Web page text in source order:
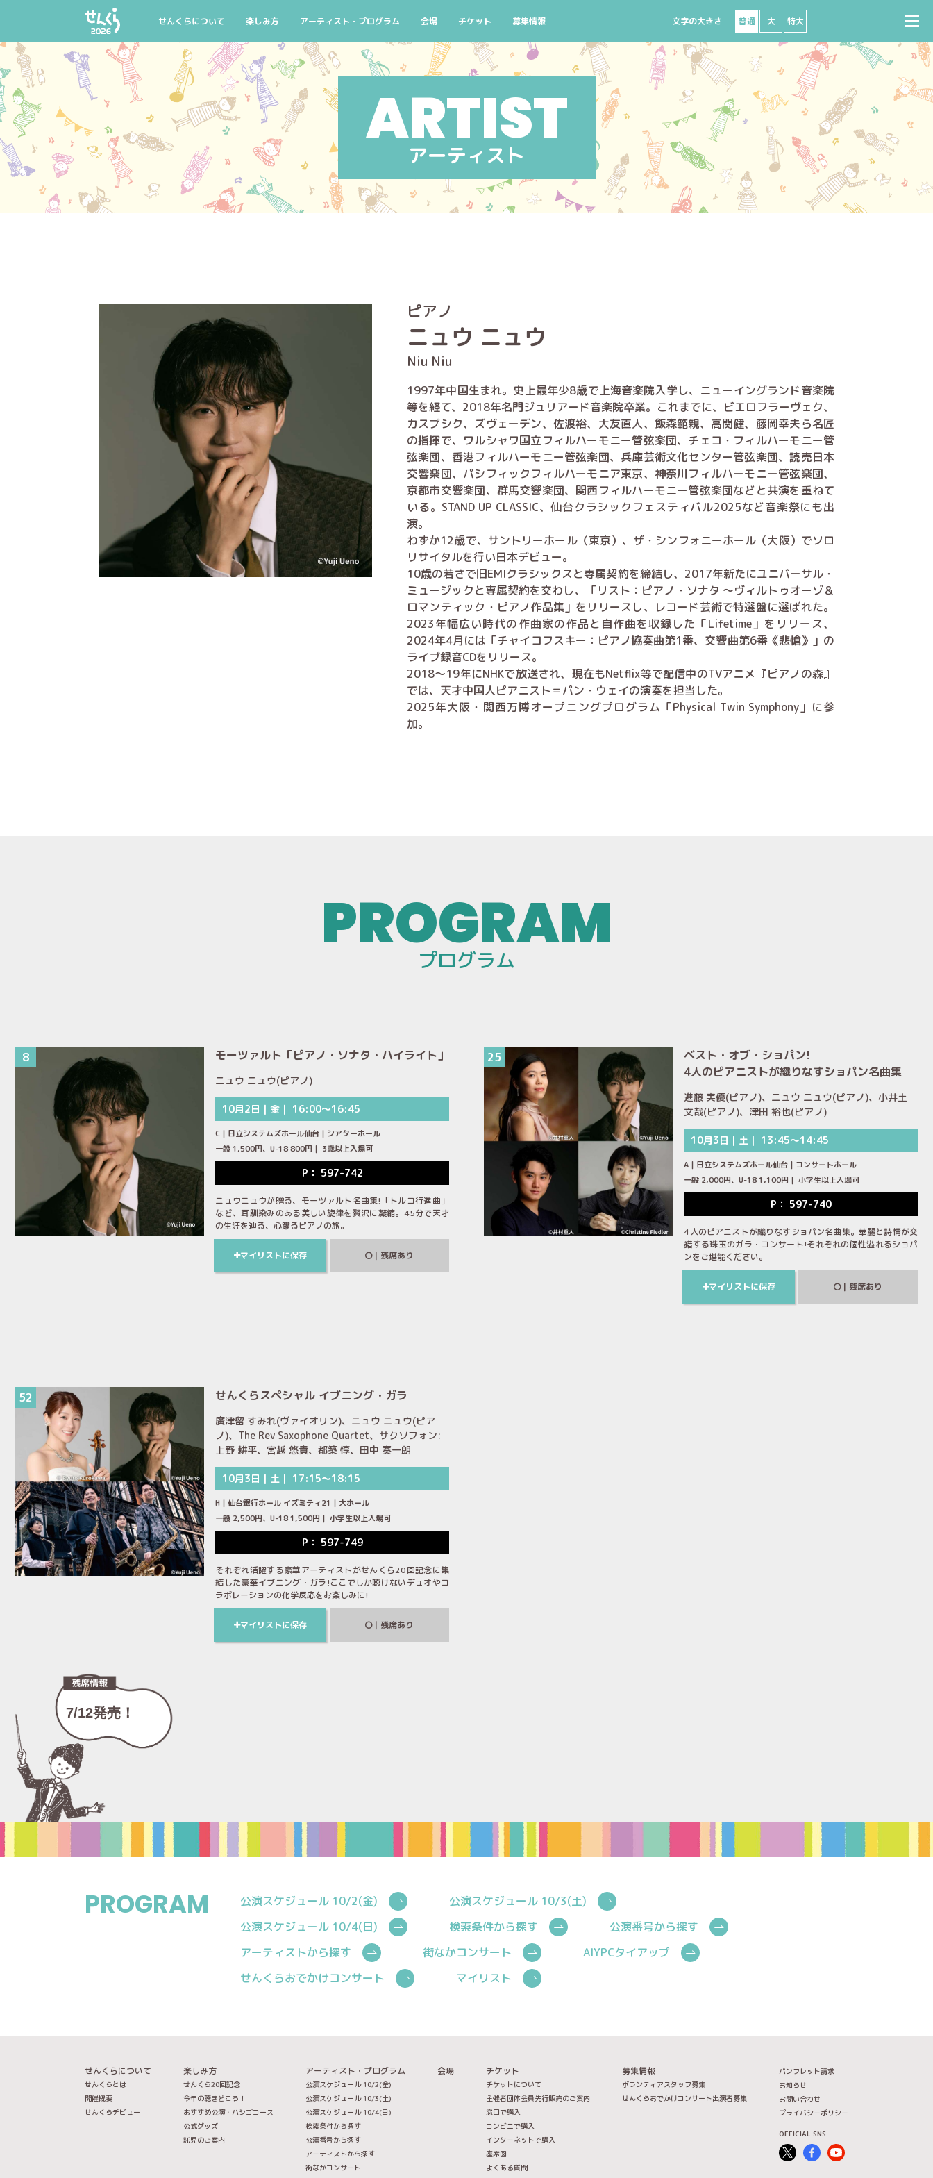
せんくらについて
開催概要
せんくらデビュー
楽しみ方
今年の聴きどころ！
おすすめ公演・ハシゴコース
公式グッズ
託児のご案内
アーティスト・プログラム
公演スケジュール 10/3(土)
公演スケジュール 10/4(日)
公演番号から探す
アーティストから探す
AIYPCタイアップ
せんくらおでかけコンサート
マイリスト
会場
チケット
主催者団体会員先行販売のご案内
コンビニで購入
インターネットで購入
よくある質問
募集情報
せんくらおでかけコンサート出演者募集
普通 大 特大
アーティスト
ニュウ ニュウ
Niu Niu
ピアノ
1997年中国生まれ。史上最年少8歳で上海音楽院入学し、ニューイングランド音楽院
等を経て、2018年名門ジュリアード音楽院卒業。これまでに、ビエロフラーヴェク、
カスプシク、ズヴェーデン、佐渡裕、大友直人、飯森範親、高関健、藤岡幸夫ら名匠
の指揮で、ワルシャワ国立フィルハーモニー管弦楽団、チェコ・フィルハーモニー管
弦楽団、香港フィルハーモニー管弦楽団、兵庫芸術文化センター管弦楽団、読売日本
交響楽団、パシフィックフィルハーモニア東京、神奈川フィルハーモニー管弦楽団、
京都市交響楽団、群馬交響楽団、関西フィルハーモニー管弦楽団などと共演を重ねて
いる。STAND UP CLASSIC、仙台クラシックフェスティバル2025など音楽祭にも出
演。
わずか12歳で、サントリーホール（東京）、ザ・シンフォニーホール（大阪）でソロ
リサイタルを行い日本デビュー。
10歳の若さで旧EMIクラシックスと専属契約を締結し、2017年新たにユニバーサル・
ミュージックと専属契約を交わし、「リスト：ピアノ・ソナタ ～ヴィルトゥオーゾ＆
ロマンティック・ピアノ作品集」をリリースし、レコード芸術で特選盤に選ばれた。
2023年幅広い時代の作曲家の作品と自作曲を収録した「Lifetime」をリリース、
2024年4月には「チャイコフスキー：ピアノ協奏曲第1番、交響曲第6番《悲愴》」の
ライブ録音CDをリリース。
2018～19年にNHKで放送され、現在もNetflix等で配信中のTVアニメ『ピアノの森』
では、天才中国人ピアニスト＝パン・ウェイの演奏を担当した。
2025年大阪・関西万博オープニングプログラム「Physical Twin Symphony」に参
加。
プログラム
8 モーツァルト「ピアノ・ソナタ・ハイライト」
ニュウ ニュウ(ピアノ)
10月2日｜金｜ 16:00～16:45
C｜日立システムズホール仙台｜シアターホール
一般 1,500円、U-18 800円｜ 3歳以上入場可
P： 597-742
ニュウニュウが贈る、モーツァルト名曲集!「トルコ行進曲」
など、耳馴染みのある美しい旋律を贅沢に凝縮。45分で天才
の生涯を辿る、心躍るピアノの旅。
マイリストに保存 ｜残席あり
25
ベスト・オブ・ショパン!
4人のピアニストが織りなすショパン名曲集
進藤 実優(ピアノ)、ニュウ ニュウ(ピアノ)、小井土
文哉(ピアノ)、津田 裕也(ピアノ)
10月3日｜土｜ 13:45～14:45
A｜日立システムズホール仙台｜コンサートホール
一般 2,000円、U-18 1,100円｜ 小学生以上入場可
P： 597-740
4人のピアニストが織りなすショパン名曲集。華麗と詩情が交
錯する珠玉のガラ・コンサート!それぞれの個性溢れるショパ
ンをご堪能ください。
マイリストに保存 ｜残席あり
52 せんくらスペシャル イブニング・ガラ
廣津留 すみれ(ヴァイオリン)、ニュウ ニュウ(ピア
ノ)、The Rev Saxophone Quartet、サクソフォン:
上野 耕平、宮越 悠貴、都築 惇、田中 奏一朗
10月3日｜土｜ 17:15～18:15
H｜仙台銀行ホール イズミティ21｜大ホール
一般 2,500円、U-18 1,500円｜ 小学生以上入場可
P： 597-749
それぞれ活躍する豪華アーティストがせんくら20回記念に集
結した豪華イブニング・ガラ!ここでしか聴けないデュオやコ
ラボレーションの化学反応をお楽しみに!
マイリストに保存 ｜残席あり
7/12発売！
PROGRAM 公演スケジュール 10/2(金)
公演スケジュール 10/3(土)
公演スケジュール 10/4(日)
検索条件から探す
公演番号から探す
アーティストから探す
街なかコンサート
AIYPCタイアップ
せんくらおでかけコンサート
マイリスト
公式グッズ
託児のご案内
マイリスト
せんくらについて
せんくらとは
開催概要
せんくらデビュー
楽しみ方
せんくら20回記念
今年の聴きどころ！
おすすめ公演・ハシゴコース
公式グッズ
託児のご案内
アーティスト・プログラム
公演スケジュール 10/2(金)
公演スケジュール 10/3(土)
公演スケジュール 10/4(日)
検索条件から探す
公演番号から探す
アーティストから探す
街なかコンサート
会場 チケット
チケットについて
主催者団体会員先行販売のご案内
窓口で購入
コンビニで購入
インターネットで購入
座席図
よくある質問
募集情報
ボランティアスタッフ募集
せんくらおでかけコンサート出演者募集
パンフレット請求
お知らせ
お問い合わせ
プライバシーポリシー
OFFICIAL SNS